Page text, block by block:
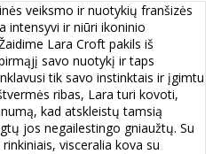
veiksmo ir nuotykių franšizės
intensyvi ir niūri ikoninio
Lara Croft pakils iš
savo nuotykį ir taps
tik savo instinktais ir įgimtu
ribas, Lara turi kovoti,
kad atskleistų tamsią
jos negailestingo gniaužtų. Su
visceralia kova su